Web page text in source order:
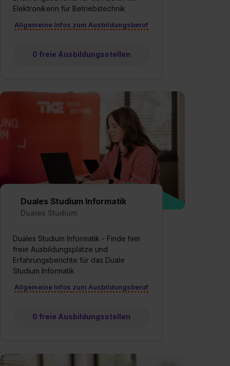
Elektronikerin für Betriebstechnik
Allgemeine Infos zum Ausbildungsberuf
0 freie Ausbildungsstellen
Duales Studium Informatik
Duales Studium
Duales Studium Informatik - Finde hier
freie Ausbildungsplätze und
Erfahrungsberichte für das Duale
Studium Informatik
Allgemeine Infos zum Ausbildungsberuf
0 freie Ausbildungsstellen